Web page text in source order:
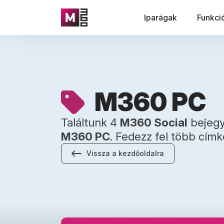
Iparágak
M360 PC
Találtunk 4 M360 Social
M360 PC. Fedezz fel több
Vissza a kezdőoldalra